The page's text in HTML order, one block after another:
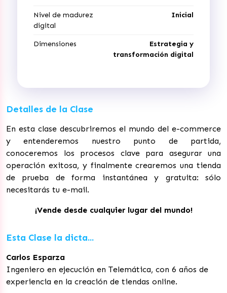
Nivel de madurez
digital
Inicial
Dimensiones
Estrategia y
transformación digital
Detalles de la Clase
En esta clase descubriremos el mundo del e-commerce
y entenderemos nuestro punto de partida,
conoceremos los procesos clave para asegurar una
operación exitosa, y finalmente crearemos una tienda
de prueba de forma instantánea y gratuita: sólo
necesitarás tu e-mail.
¡Vende desde cualquier lugar del mundo!
Esta Clase la dicta...
Carlos Esparza
Ingeniero en ejecución en Telemática, con 6 años de
experiencia en la creación de tiendas online.